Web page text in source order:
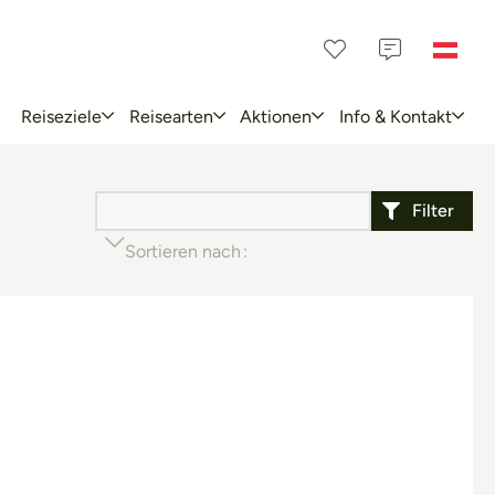
Reiseziele Reisearten Aktionen Info & Kontakt
Filter
Sortieren nach